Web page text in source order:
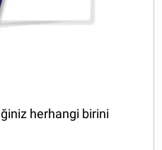
herhangi birini